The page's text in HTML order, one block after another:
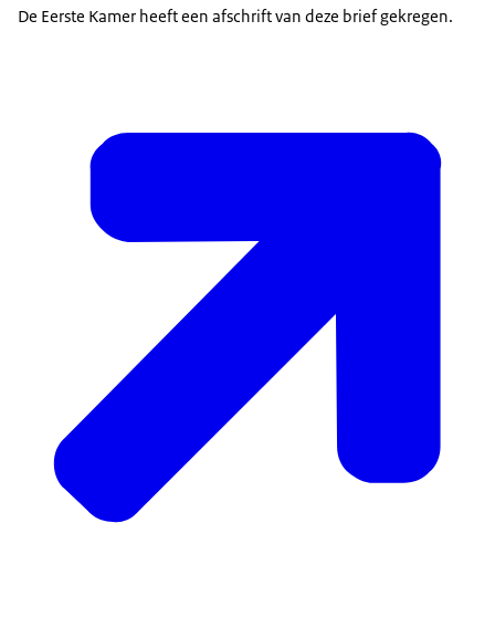
De Eerste Kamer heeft een afschrift van deze brief gekregen.